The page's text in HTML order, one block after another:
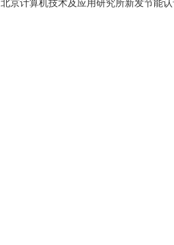
北京计算机技术及应用研究所新发节能